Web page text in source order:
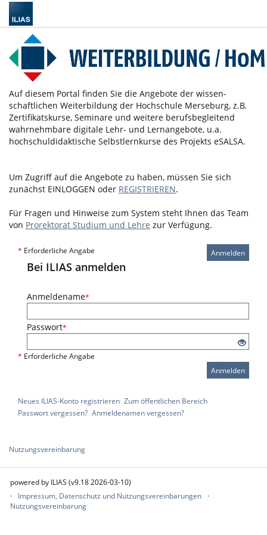
Auf diesem Portal finden Sie die Angebote der wissen­
schaftlichen Weiter­bildung der Hochschule Merseburg, z.B.
Zertifikatskurse, Seminare und weitere berufsbegleitend
wahrnehmbare digitale Lehr- und Lernangebote, u.a.
hochschuldidaktische Selbstlernkurse des Projekts eSALSA.
Um Zugriff auf die Angebote zu haben, müssen Sie sich
zunächst EINLOGGEN oder REGISTRIEREN.
Für Fragen und Hinweise zum System steht Ihnen das Team
von Prorektorat Studium und Lehre zur Verfügung.
Anmelden
* Erforderliche Angabe
Bei ILIAS anmelden
Anmeldename*
Passwort*
* Erforderliche Angabe
Anmelden
Neues ILIAS-Konto registrieren Zum öffentlichen Bereich
Passwort vergessen? Anmeldenamen vergessen?
Nutzungsvereinbarung
powered by ILIAS (v9.18 2026-03-10)
Impressum, Datenschutz und Nutzungsvereinbarungen
Nutzungsvereinbarung